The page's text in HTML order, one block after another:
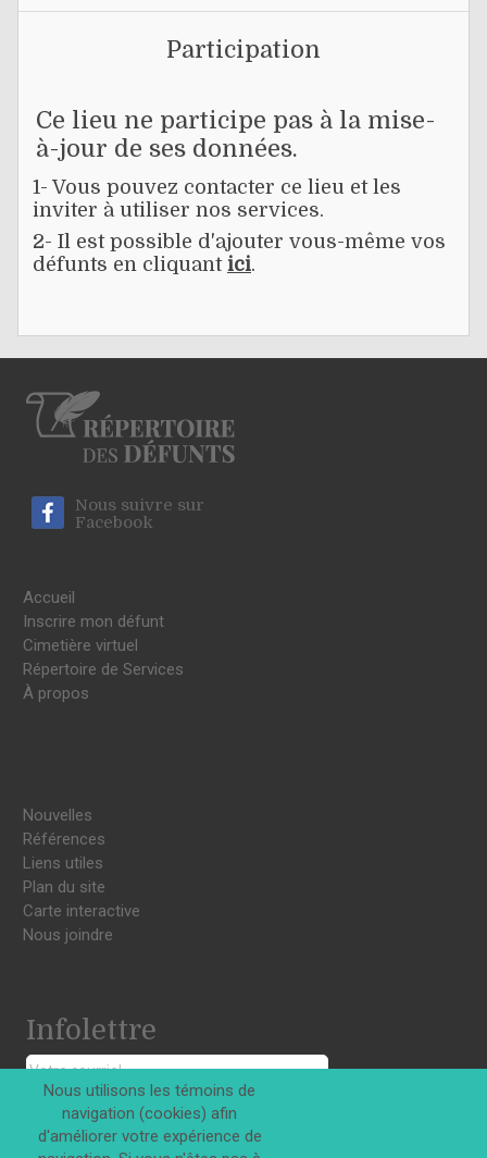
Participation
Ce lieu ne participe pas à la mise-
à-jour de ses données.
1- Vous pouvez contacter ce lieu et les
inviter à utiliser nos services.
2- Il est possible d'ajouter vous-même vos
défunts en cliquant ici.
Nous suivre sur
Facebook
Accueil
Inscrire mon défunt
Cimetière virtuel
Répertoire de Services
À propos
Nouvelles
Références
Liens utiles
Plan du site
Carte interactive
Nous joindre
Infolettre
S'INSCRIRE
Nous utilisons les témoins de
navigation (cookies) afin
d'améliorer votre expérience de